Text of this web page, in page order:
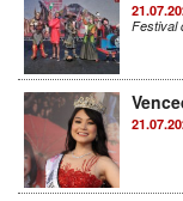
Festival